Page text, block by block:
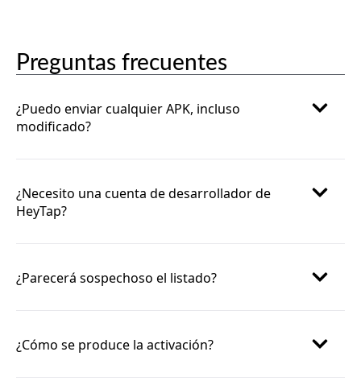
Preguntas frecuentes
¿Puedo enviar cualquier APK, incluso
modificado?
¿Necesito una cuenta de desarrollador de
HeyTap?
¿Parecerá sospechoso el listado?
¿Cómo se produce la activación?